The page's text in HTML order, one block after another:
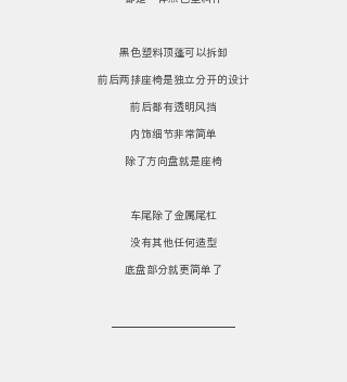
黑色塑料顶蓬可以拆卸
前后两排座椅是独立分开的设计
前后都有透明风挡
内饰细节非常简单
除了方向盘就是座椅
车尾除了金属尾杠
没有其他任何造型
底盘部分就更简单了